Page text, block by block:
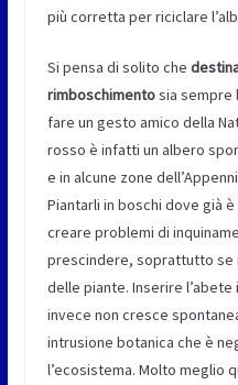
più corretta per riciclare
Si pensa di solito che
rimboschimentosia sempre
fare un gesto amico della
rosso è infatti un albero
e in alcune zone
Piantarli in boschi dove già
creare problemi di
prescindere, soprattutto se
delle piante. Inserire
invece non cresce
intrusione botanica che è
l’ecosistema. Molto meglio